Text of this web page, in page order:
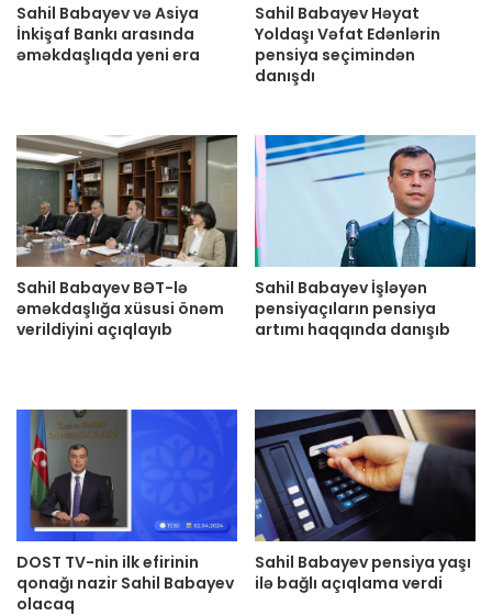
Sahil Babayev və Asiya
İnkişaf Bankı arasında
əməkdaşlıqda yeni era
Sahil Babayev Həyat
Yoldaşı Vəfat Edənlərin
pensiya seçimindən
danışdı
Sahil Babayev BƏT-lə
əməkdaşlığa xüsusi önəm
verildiyini açıqlayıb
Sahil Babayev İşləyən
pensiyaçıların pensiya
artımı haqqında danışıb
DOST TV-nin ilk efirinin
qonağı nazir Sahil Babayev
olacaq
Sahil Babayev pensiya yaşı
ilə bağlı açıqlama verdi